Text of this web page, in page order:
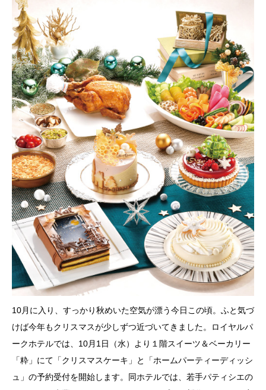
10月に入り、すっかり秋めいた空気が漂う今日この頃。ふと気づ
けば今年もクリスマスが少しずつ近づいてきました。ロイヤルパ
ークホテルでは、10月1日（水）より１階スイーツ＆ベーカリー
「粋」にて「クリスマスケーキ」と「ホームパーティーディッシ
ュ」の予約受付を開始します。同ホテルでは、若手パティシエの